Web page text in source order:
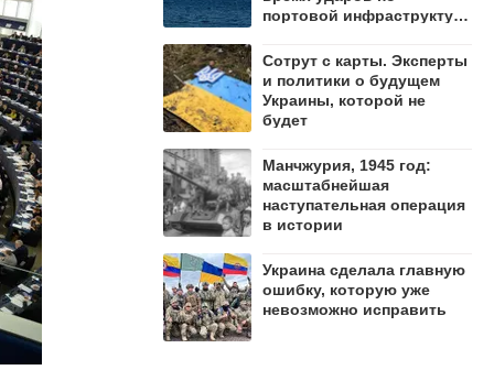
портовой инфраструктуре
Сотрут с карты. Эксперты
и политики о будущем
Украины, которой не
будет
Манчжурия, 1945 год:
масштабнейшая
наступательная операция
в истории
Украина сделала главную
ошибку, которую уже
невозможно исправить